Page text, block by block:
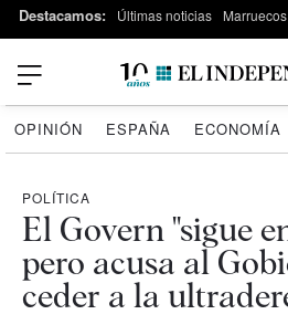
Destacamos: Últimas noticias Marruecos
OPINIÓN ESPAÑA ECONOMÍA
POLÍTICA
El Govern "sigue
pero acusa al
ceder a la